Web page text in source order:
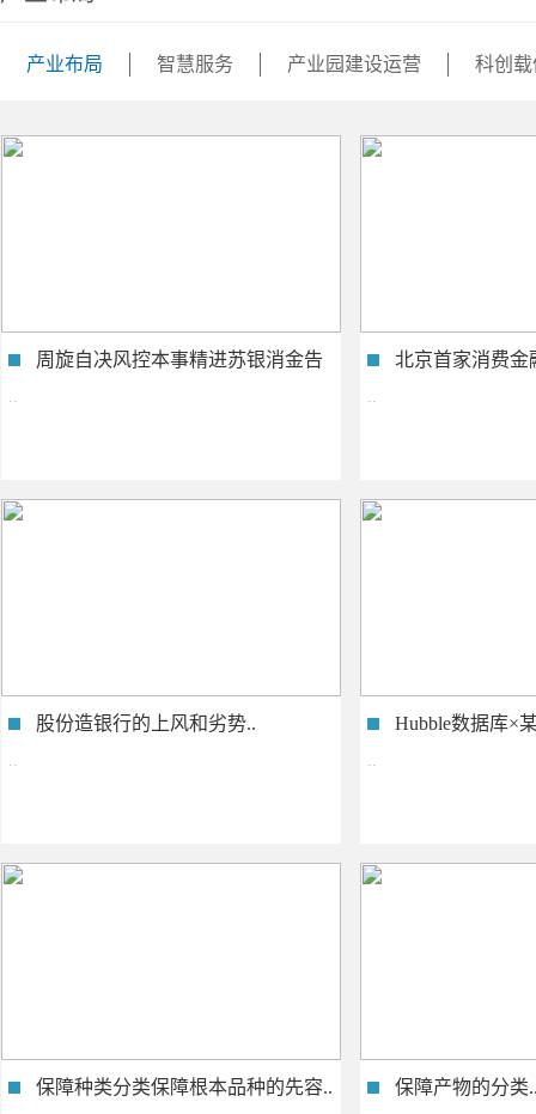
产业布局 智慧服务 产业园建设运营 科创
周旋自决风控本事精进苏银消金告
..
北京首家消费金
..
股份造银行的上风和劣势..
..
Hubble数据库×
..
保障种类分类保障根本品种的先容.. 保障产物的分类